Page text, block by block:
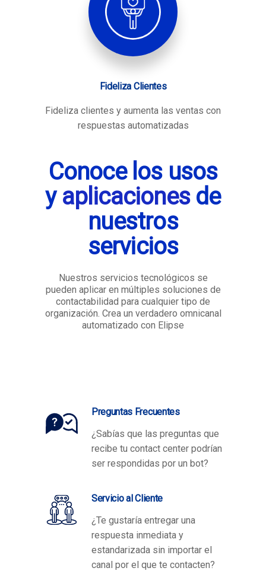
Fideliza Clientes
Fideliza clientes y aumenta las ventas con
respuestas automatizadas
Conoce los usos
yaplicacionesde
nuestros
servicios
Nuestros servicios tecnológicos se
pueden aplicar en múltiples soluciones de
contactabilidad para cualquier tipo de
organización. Crea un verdadero omnicanal
automatizado con Elipse
Preguntas Frecuentes
¿Sabías que las preguntas que
recibe tu contact center podrían
ser respondidas por un bot?
Servicio al Cliente
¿Te gustaría entregar una
respuesta inmediata y
estandarizada sin importar el
canal por el que te contacten?